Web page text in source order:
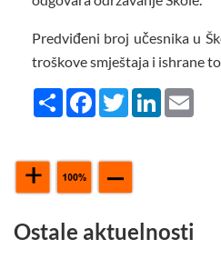
Predviđeni broj učesnika u
troškove smještaja i ishrane
Share FacebookTwitterLinkedIn
Ostale aktuelnosti